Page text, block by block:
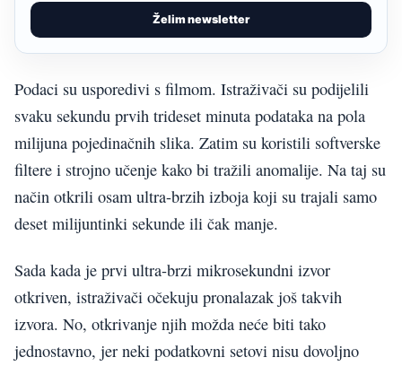
Želim newsletter
Podaci su usporedivi s filmom. Istraživači su podijelili
svaku sekundu prvih trideset minuta podataka na pola
milijuna pojedinačnih slika. Zatim su koristili softverske
filtere i strojno učenje kako bi tražili anomalije. Na taj su
način otkrili osam ultra-brzih izboja koji su trajali samo
deset milijuntinki sekunde ili čak manje.
Sada kada je prvi ultra-brzi mikrosekundni izvor
otkriven, istraživači očekuju pronalazak još takvih
izvora. No, otkrivanje njih možda neće biti tako
jednostavno, jer neki podatkovni setovi nisu dovoljno